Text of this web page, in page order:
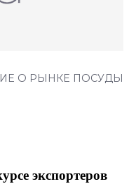
О РЫНКЕ ПОСУДЫ
экспортеров